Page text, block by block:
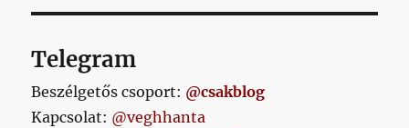
Telegram
Beszélgetős csoport: @csakblog
Kapcsolat: @veghhanta